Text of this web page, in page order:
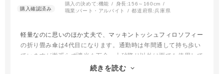
購入の決めて:機能 身長:156～160cm
職業:パート・アルバイト 都道府県:兵庫県
軽量なのに思いのほか丈夫で、マッキントッシュフィロソフィー
の折り畳み傘は4代目になります。通勤時は年間通して持ち歩い
ていますが嵩張らず遮光も万全。土砂降り以外は雨でも使用して
います。今回はデザインが気に入り柄入りのものにしてみまし
続きを読む